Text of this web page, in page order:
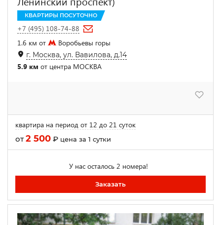
КВАРТИРЫ ПОСУТОЧНО
+7 (495) 108-74-88
1.6 км от
Воробьевы горы
г. Москва, ул. Вавилова, д.14
5.9 км от центра МОСКВА
квартира на период от 12 до 21 суток
от2 500 ₽ цена за 1 сутки
У нас осталось 2 номера!
Заказать